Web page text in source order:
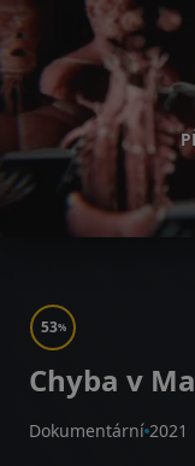
53%
Chyba v
Dokumentární 2021